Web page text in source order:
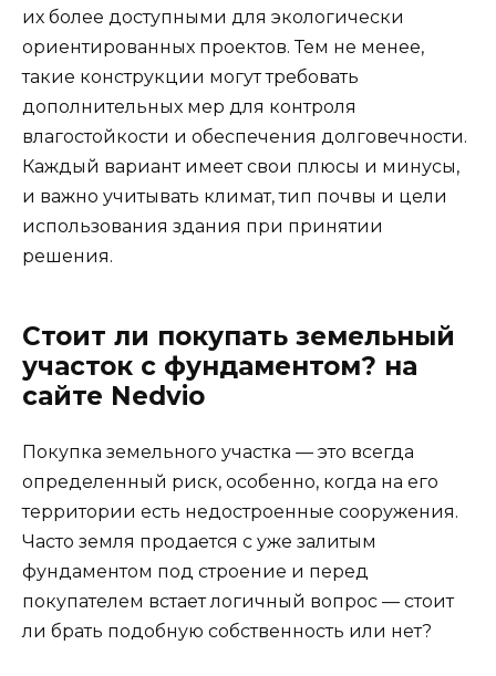
их более доступными для экологически
ориентированных проектов. Тем не менее,
такие конструкции могут требовать
дополнительных мер для контроля
влагостойкости и обеспечения долговечности.
Каждый вариант имеет свои плюсы и минусы,
и важно учитывать климат, тип почвы и цели
использования здания при принятии
решения.
Стоит ли покупать земельный
участок с фундаментом? на
сайте Nedvio
Покупка земельного участка — это всегда
определенный риск, особенно, когда на его
территории есть недостроенные сооружения.
Часто земля продается с уже залитым
фундаментом под строение и перед
покупателем встает логичный вопрос — стоит
ли брать подобную собственность или нет?